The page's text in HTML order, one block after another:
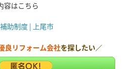
容はこちら
助制度 | 上尾市
良リフォーム会社を探したい／